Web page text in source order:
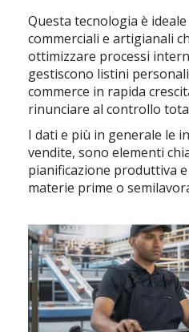
Questa tecnologia è
commerciali e artigianali
ottimizzare processi
gestiscono listini
commerce in rapida
rinunciare al controllo
I dati e più in generale le
vendite, sono elementi
pianificazione produttiva
materie prime o